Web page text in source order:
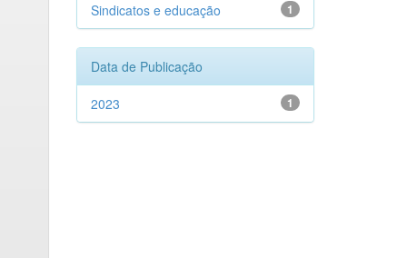
1
Sindicatos e educação
Data de Publicação
1
2023